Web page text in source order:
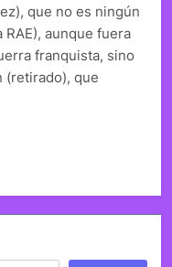
que no es ningún
aunque fuera
franquista, sino
(retirado), que